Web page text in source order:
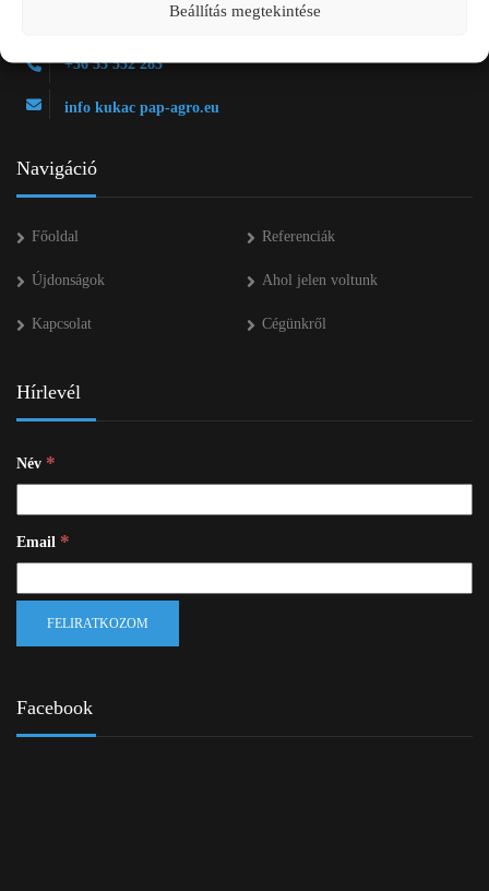
Beállítás megtekintése
+36 20 334 43 28
+36 53 552 283
info kukac pap-agro.eu
Navigáció
Főoldal Referenciák
Újdonságok Ahol jelen voltunk
Kapcsolat Cégünkről
Hírlevél
Név *
Email *
Facebook